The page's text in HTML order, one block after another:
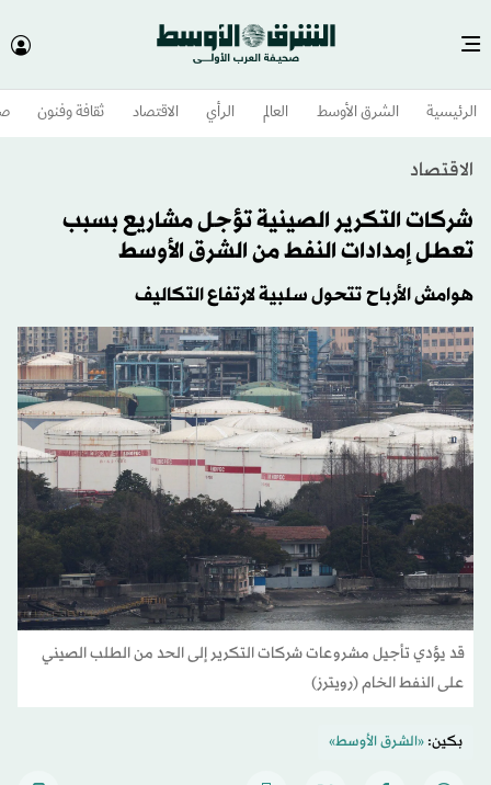
الرئيسية الشرق الأوسط​ العالم الرأي الاقتصاد ثقافة وفنون
الاقتصاد
شركات التكرير الصينية تؤجل مشاريع بسبب
تعطل إمدادات النفط من الشرق الأوسط
هوامش الأرباح تتحول سلبية لارتفاع التكاليف
قد يؤدي تأجيل مشروعات شركات التكرير إلى الحد من الطلب الصيني
على النفط الخام (رويترز)
بكين:«الشرق الأوسط»